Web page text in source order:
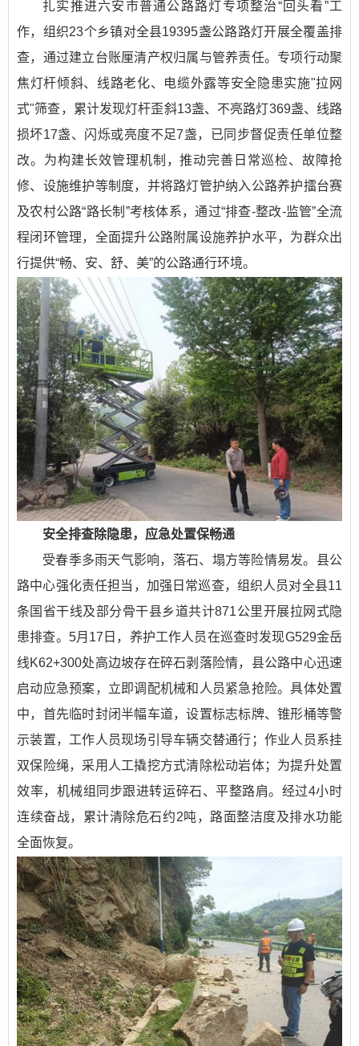
扎实推进六安市普通公路路灯专项整治“回头看”工
作，组织23个乡镇对全县19395盏公路路灯开展全覆盖排
查，通过建立台账厘清产权归属与管养责任。专项行动聚
焦灯杆倾斜、线路老化、电缆外露等安全隐患实施"拉网
式"筛查，累计发现灯杆歪斜13盏、不亮路灯369盏、线路
损坏17盏、闪烁或亮度不足7盏，已同步督促责任单位整
改。为构建长效管理机制，推动完善日常巡检、故障抢
修、设施维护等制度，并将路灯管护纳入公路养护擂台赛
及农村公路“路长制”考核体系，通过“排查-整改-监管”全流
程闭环管理，全面提升公路附属设施养护水平，为群众出
行提供“畅、安、舒、美”的公路通行环境。
安全排查除隐患，应急处置保畅通
受春季多雨天气影响，落石、塌方等险情易发。县公
路中心强化责任担当，加强日常巡查，组织人员对全县11
条国省干线及部分骨干县乡道共计871公里开展拉网式隐
患排查。5月17日，养护工作人员在巡查时发现G529金岳
线K62+300处高边坡存在碎石剥落险情，县公路中心迅速
启动应急预案，立即调配机械和人员紧急抢险。具体处置
中，首先临时封闭半幅车道，设置标志标牌、锥形桶等警
示装置，工作人员现场引导车辆交替通行；作业人员系挂
双保险绳，采用人工撬挖方式清除松动岩体；为提升处置
效率，机械组同步跟进转运碎石、平整路肩。经过4小时
连续奋战，累计清除危石约2吨，路面整洁度及排水功能
全面恢复。